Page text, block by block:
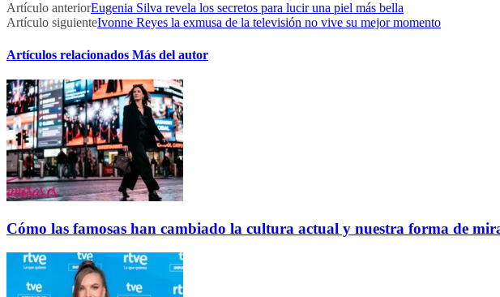
Artículo anteriorEugenia Silva revela los secretos para lucir una piel más bella
Artículo siguienteIvonne Reyes la exmusa de la televisión no vive su mejor momento
Artículos relacionados Más del autor
Cómo las famosas han cambiado la cultura actual y nuestra forma de